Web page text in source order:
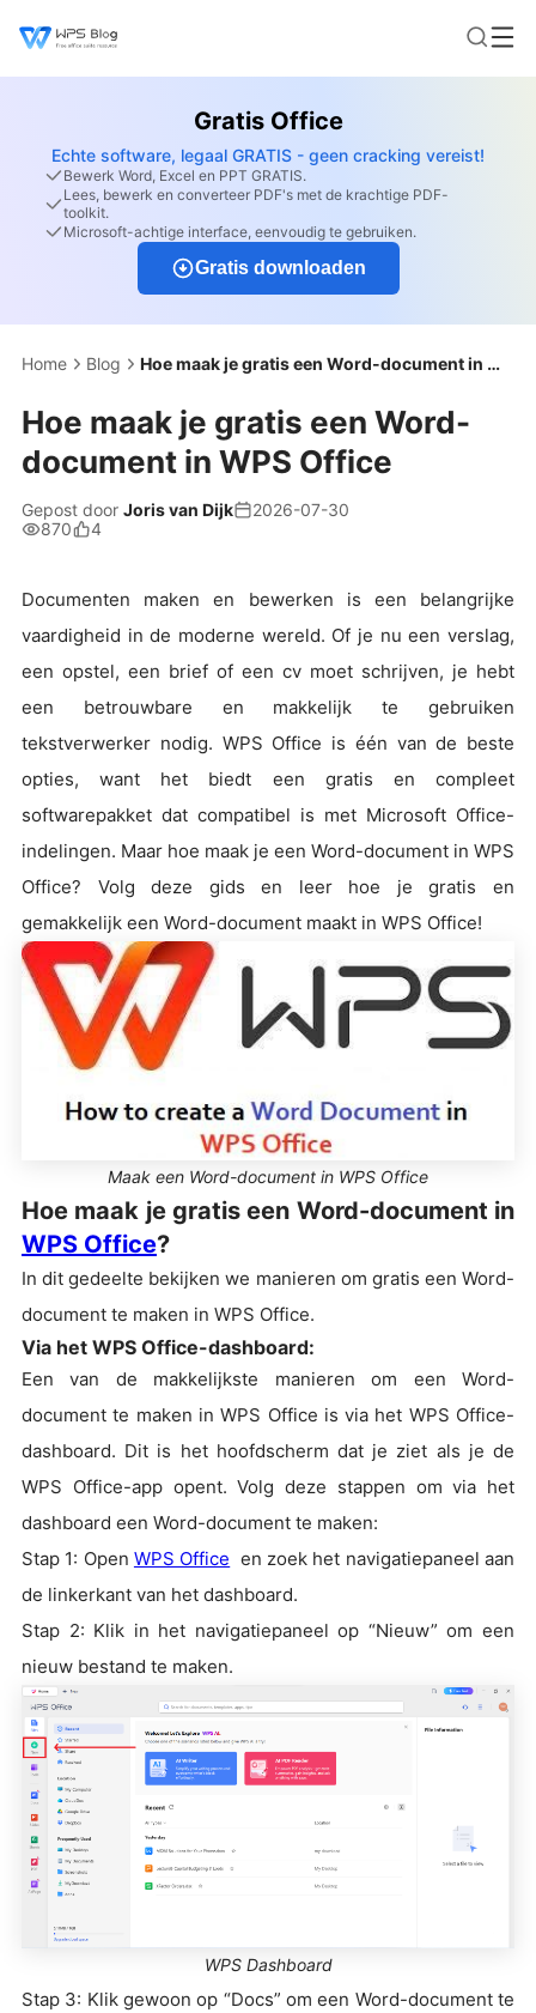
Gratis Office
Echte software, legaal GRATIS - geen cracking vereist!
Bewerk Word, Excel en PPT GRATIS.
Lees, bewerk en converteer PDF's met de krachtige PDF-
toolkit.
Microsoft-achtige interface, eenvoudig te gebruiken.
Gratis downloaden
Home Blog Hoe maak je gratis een Word-document in WPS Office
Hoe maak je gratis een Word-
document in WPS Office
Gepost door Joris van Dijk
2026-07-30
870
4
Documenten maken en bewerken is een belangrijke
vaardigheid in de moderne wereld. Of je nu een verslag,
een opstel, een brief of een cv moet schrijven, je hebt
een betrouwbare en makkelijk te gebruiken
tekstverwerker nodig. WPS Office is één van de beste
opties, want het biedt een gratis en compleet
softwarepakket dat compatibel is met Microsoft Office-
indelingen. Maar hoe maak je een Word-document in WPS
Office? Volg deze gids en leer hoe je gratis en
gemakkelijk een Word-document maakt in WPS Office!
Maak een Word-document in WPS Office
Hoe maak je gratis een Word-document in
WPS Office?
In dit gedeelte bekijken we manieren om gratis een Word-
document te maken in WPS Office.
Via het WPS Office-dashboard:
Een van de makkelijkste manieren om een Word-
document te maken in WPS Office is via het WPS Office-
dashboard. Dit is het hoofdscherm dat je ziet als je de
WPS Office-app opent. Volg deze stappen om via het
dashboard een Word-document te maken:
Stap 1: Open WPS Office en zoek het navigatiepaneel aan
de linkerkant van het dashboard.
Stap 2: Klik in het navigatiepaneel op “Nieuw” om een
nieuw bestand te maken.
WPS Dashboard
Stap 3: Klik gewoon op “Docs” om een Word-document te